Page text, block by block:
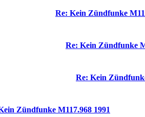
Re: Kein Zündfunke
Re: Kein Zündfunke
Re: Kein
Zündfunke M117.968 1991